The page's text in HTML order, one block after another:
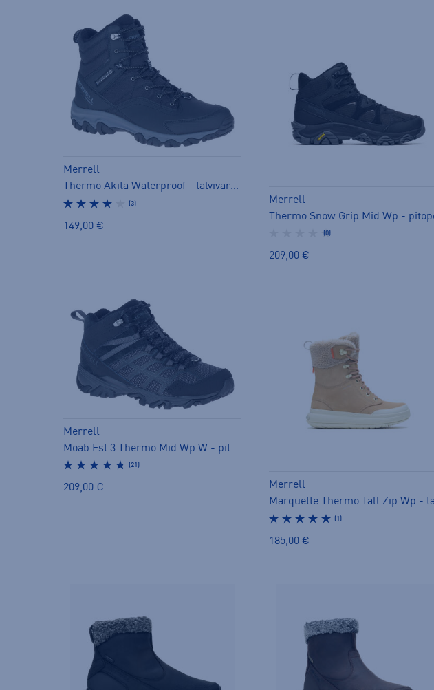
Merrell
Thermo Akita Waterproof - talvivarsikengät
(3)
149,00 €
Merrell
(0)
209,00 €
Merrell
Moab Fst 3 Thermo Mid Wp W - pitopohjakengät
(21)
209,00 €
Merrell
(1)
185,00 €